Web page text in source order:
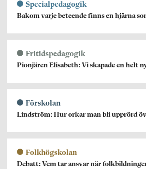
Specialpedagogik
Bakom varje beteende finns en hjärna
Fritidspedagogik
Pionjären Elisabeth: Vi skapade en helt
Förskolan
Lindström: Hur orkar man bli upprörd
Folkhögskolan
Debatt: Vem tar ansvar när